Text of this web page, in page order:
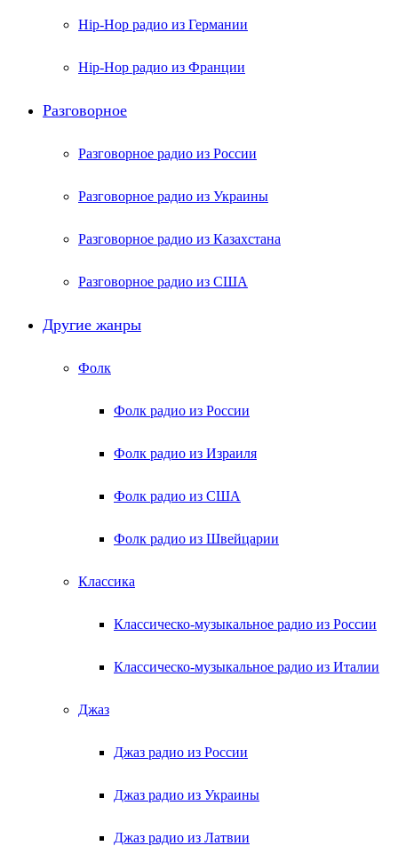
Hip-Hop радио из Германии
Hip-Hop радио из Франции
Разговорное
Разговорное радио из России
Разговорное радио из Украины
Разговорное радио из Казахстана
Разговорное радио из США
Другие жанры
Фолк
Фолк радио из России
Фолк радио из Израиля
Фолк радио из США
Фолк радио из Швейцарии
Классика
Классическо-музыкальное радио из России
Классическо-музыкальное радио из Италии
Джаз
Джаз радио из России
Джаз радио из Украины
Джаз радио из Латвии